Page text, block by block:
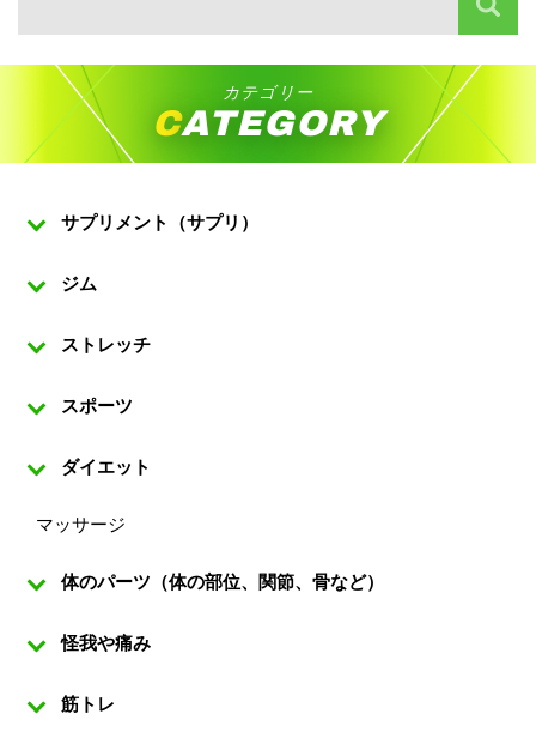
カテゴリー
CATEGORY
サプリメント（サプリ）
ジム
ストレッチ
スポーツ
ダイエット
マッサージ
体のパーツ（体の部位、関節、骨など）
怪我や痛み
筋トレ